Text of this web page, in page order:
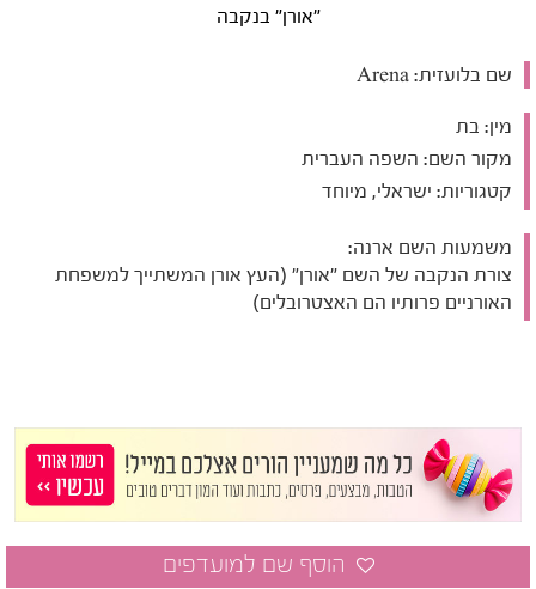
"אורן" בנקבה
שם בלועזית:
מין: בת
מקור השם: השפה העברית
קטגוריות: ישראלי, מיוחד
משמעות השם ארנה:
צורת הנקבה של השם "אורן" (העץ אורן המשתייך למשפחת
האורניים פרותיו הם האצטרובלים)